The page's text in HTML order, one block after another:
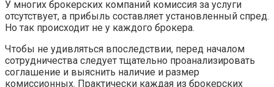
У многих брокерских компаний комиссия за услуги
отсутствует, а прибыль составляет установленный спред.
Но так происходит не у каждого брокера.
Чтобы не удивляться впоследствии, перед началом
сотрудничества следует тщательно проанализировать
соглашение и выяснить наличие и размер
комиссионных. Практически каждая из брокерских